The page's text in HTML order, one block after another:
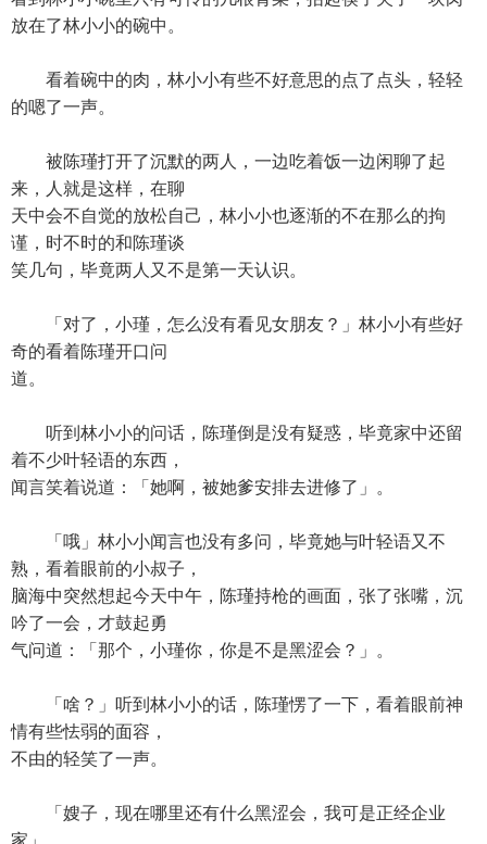
放在了林小小的碗中。
看着碗中的肉，林小小有些不好意思的点了点头，轻轻
的嗯了一声。
被陈瑾打开了沉默的两人，一边吃着饭一边闲聊了起
来，人就是这样，在聊
天中会不自觉的放松自己，林小小也逐渐的不在那么的拘
谨，时不时的和陈瑾谈
笑几句，毕竟两人又不是第一天认识。
「对了，小瑾，怎么没有看见女朋友？」林小小有些好
奇的看着陈瑾开口问
道。
听到林小小的问话，陈瑾倒是没有疑惑，毕竟家中还留
着不少叶轻语的东西，
闻言笑着说道：「她啊，被她爹安排去进修了」。
「哦」林小小闻言也没有多问，毕竟她与叶轻语又不
熟，看着眼前的小叔子，
脑海中突然想起今天中午，陈瑾持枪的画面，张了张嘴，沉
吟了一会，才鼓起勇
气问道：「那个，小瑾你，你是不是黑涩会？」。
「啥？」听到林小小的话，陈瑾愣了一下，看着眼前神
情有些怯弱的面容，
不由的轻笑了一声。
「嫂子，现在哪里还有什么黑涩会，我可是正经企业
家」。